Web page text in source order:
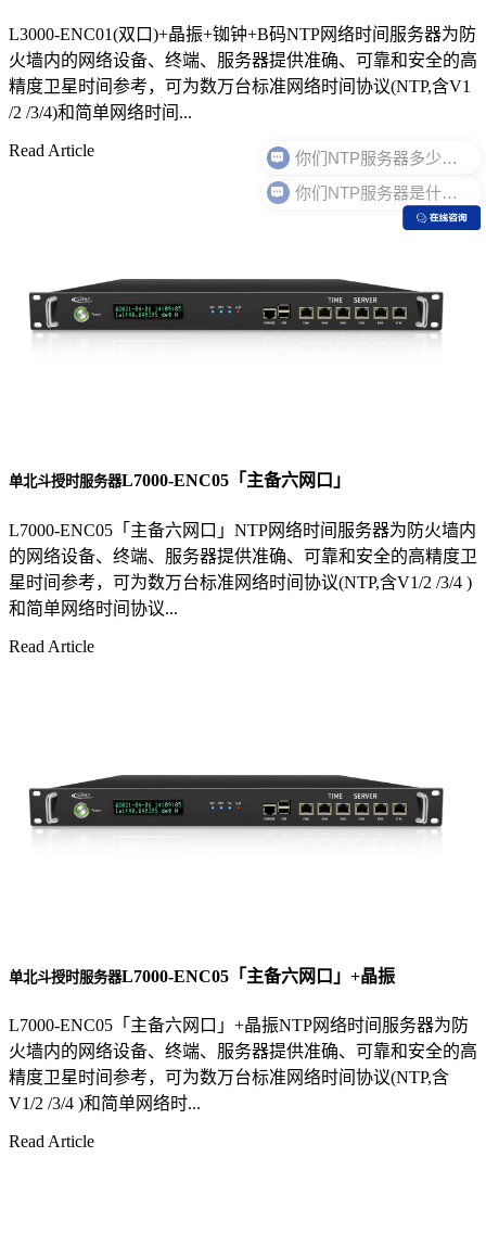
L3000-ENC01(双口)+晶振+铷钟+B码NTP网络时间服务器为防
火墙内的网络设备、终端、服务器提供准确、可靠和安全的高
精度卫星时间参考，可为数万台标准网络时间协议(NTP,含V1
/2 /3/4)和简单网络时间...
Read Article
单北斗授时服务器L7000-ENC05「主备六网口」
L7000-ENC05「主备六网口」NTP网络时间服务器为防火墙内
的网络设备、终端、服务器提供准确、可靠和安全的高精度卫
星时间参考，可为数万台标准网络时间协议(NTP,含V1/2 /3/4 )
和简单网络时间协议...
Read Article
单北斗授时服务器L7000-ENC05「主备六网口」+晶振
L7000-ENC05「主备六网口」+晶振NTP网络时间服务器为防
火墙内的网络设备、终端、服务器提供准确、可靠和安全的高
精度卫星时间参考，可为数万台标准网络时间协议(NTP,含
V1/2 /3/4 )和简单网络时...
Read Article